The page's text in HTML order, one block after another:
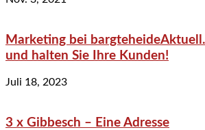
Marketing bei
und halten Sie Ihre Kunden!
Juli 18, 2023
3 x Gibbesch – Eine Adresse